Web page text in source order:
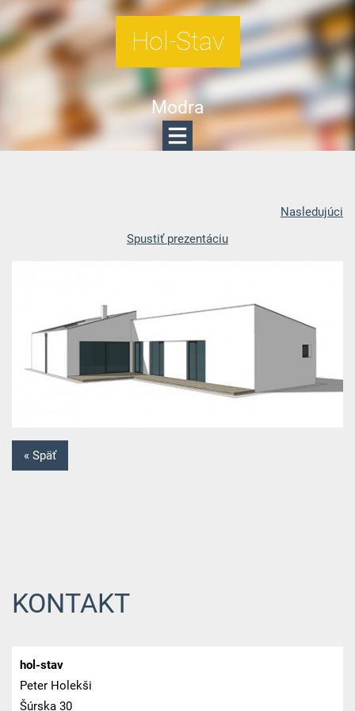
Hol-Stav
Modra
Nasledujúci
Spustiť prezentáciu
« Späť
KONTAKT
hol-stav
Peter Holekši
Šúrska 30